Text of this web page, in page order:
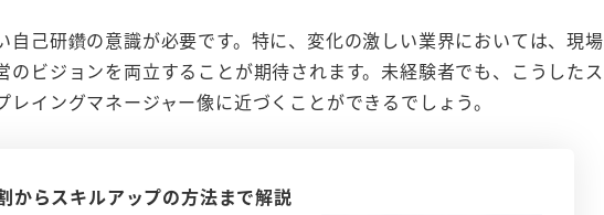
己研鑽の意識が必要です。特に、変化の激しい業界においては、現場
ビジョンを両立することが期待されます。未経験者でも、こうしたス
イングマネージャー像に近づくことができるでしょう。
からスキルアップの方法まで解説